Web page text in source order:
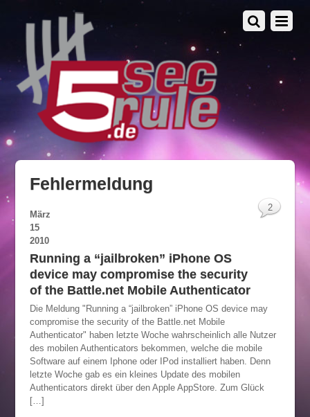
Fehlermeldung
März
15
2010
Running a “jailbroken” iPhone OS
device may compromise the security
of the Battle.net Mobile Authenticator
Die Meldung "Running a “jailbroken” iPhone OS device may
compromise the security of the Battle.net Mobile
Authenticator" haben letzte Woche wahrscheinlich alle Nutzer
des mobilen Authenticators bekommen, welche die mobile
Software auf einem Iphone oder IPod installiert haben. Denn
letzte Woche gab es ein kleines Update des mobilen
Authenticators direkt über den Apple AppStore. Zum Glück
[…]
2